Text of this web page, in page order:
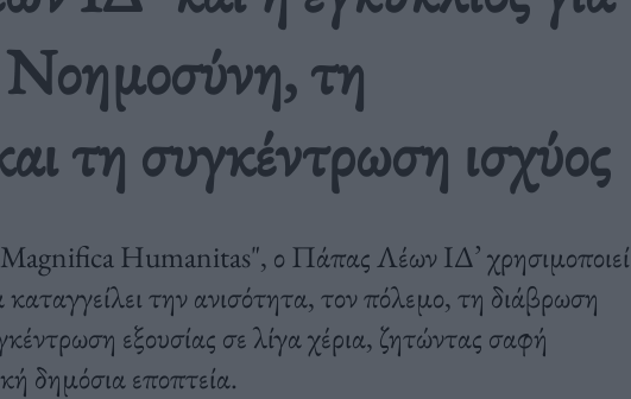
τη
τη συγκέντρωση ισχύος
Humanitas", ο Πάπας Λέων ΙΔ’ χρησιμοποιεί
την ανισότητα, τον πόλεμο, τη διάβρωση
εξουσίας σε λίγα χέρια, ζητώντας σαφή
δημόσια εποπτεία.